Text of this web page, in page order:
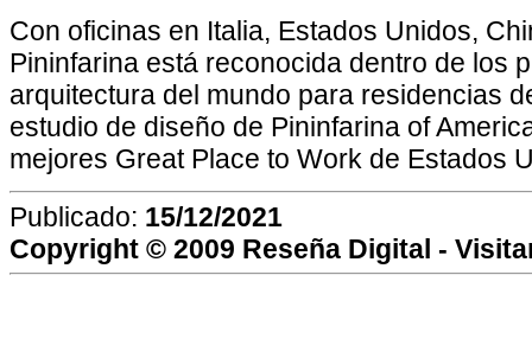
Con oficinas en Italia, Estados Unidos,
Pininfarina está reconocida dentro de los
arquitectura del mundo para residencias
estudio de diseño de Pininfarina of
mejores Great Place to Work de Estados
Publicado: 15/12/2021
Copyright © 2009 Reseña Digital -